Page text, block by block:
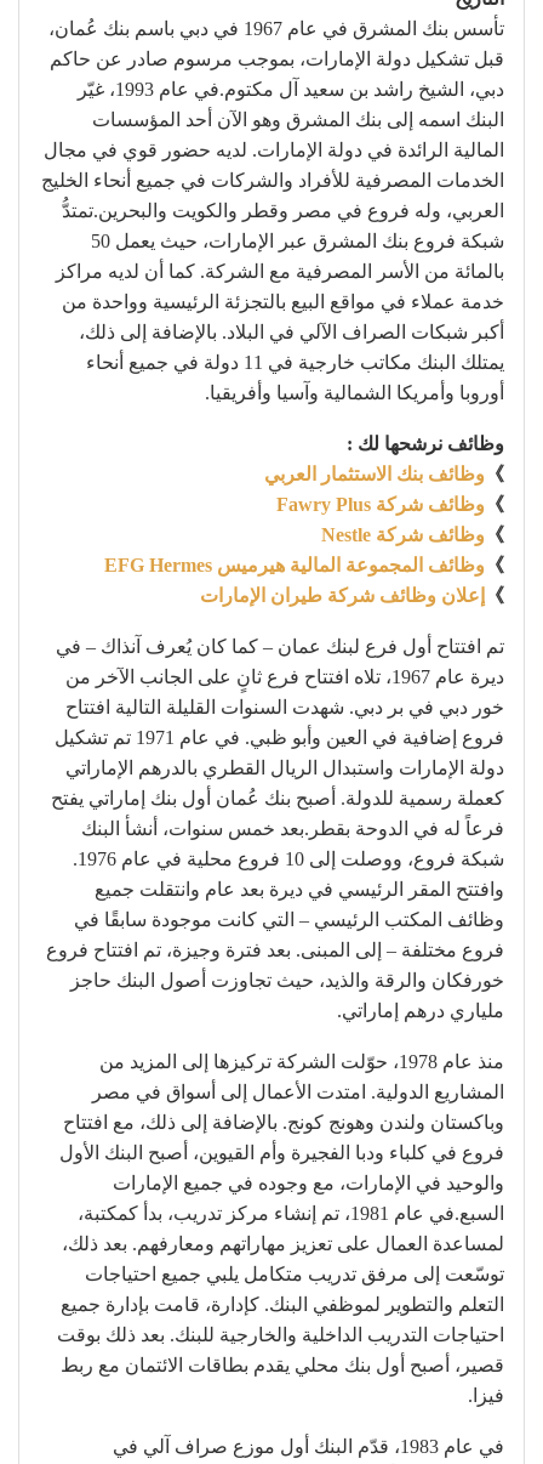
تأسس بنك المشرق في عام 1967 في دبي باسم بنك عُمان،
قبل تشكيل دولة الإمارات، بموجب مرسوم صادر عن حاكم
دبي، الشيخ راشد بن سعيد آل مكتوم.في عام 1993، غيّر
البنك اسمه إلى بنك المشرق وهو الآن أحد المؤسسات
المالية الرائدة في دولة الإمارات. لديه حضور قوي في مجال
الخدمات المصرفية للأفراد والشركات في جميع أنحاء الخليج
العربي، وله فروع في مصر وقطر والكويت والبحرين.تمتدُّ
شبكة فروع بنك المشرق عبر الإمارات، حيث يعمل 50
بالمائة من الأسر المصرفية مع الشركة. كما أن لديه مراكز
خدمة عملاء في مواقع البيع بالتجزئة الرئيسية وواحدة من
أكبر شبكات الصراف الآلي في البلاد. بالإضافة إلى ذلك،
يمتلك البنك مكاتب خارجية في 11 دولة في جميع أنحاء
أوروبا وأمريكا الشمالية وآسيا وأفريقيا.
وظائف نرشحها لك :
》 وظائف بنك الاستثمار العربي
》 وظائف شركة Fawry Plus
》 وظائف شركة Nestle
》 وظائف المجموعة المالية هيرميس EFG Hermes
》
إعلان وظائف شركة طيران الإمارات
تم افتتاح أول فرع لبنك عمان – كما كان يُعرف آنذاك – في
ديرة عام 1967، تلاه افتتاح فرع ثانٍ على الجانب الآخر من
خور دبي في بر دبي. شهدت السنوات القليلة التالية افتتاح
فروع إضافية في العين وأبو ظبي. في عام 1971 تم تشكيل
دولة الإمارات واستبدال الريال القطري بالدرهم الإماراتي
كعملة رسمية للدولة. أصبح بنك عُمان أول بنك إماراتي يفتح
فرعاً له في الدوحة بقطر.بعد خمس سنوات، أنشأ البنك
شبكة فروع، ووصلت إلى 10 فروع محلية في عام 1976.
وافتتح المقر الرئيسي في ديرة بعد عام وانتقلت جميع
وظائف المكتب الرئيسي – التي كانت موجودة سابقًا في
فروع مختلفة – إلى المبنى. بعد فترة وجيزة، تم افتتاح فروع
خورفكان والرقة والذيد، حيث تجاوزت أصول البنك حاجز
ملياري درهم إماراتي.
منذ عام 1978، حوّلت الشركة تركيزها إلى المزيد من
المشاريع الدولية. امتدت الأعمال إلى أسواق في مصر
وباكستان ولندن وهونج كونج. بالإضافة إلى ذلك، مع افتتاح
فروع في كلباء ودبا الفجيرة وأم القيوين، أصبح البنك الأول
والوحيد في الإمارات، مع وجوده في جميع الإمارات
السبع.في عام 1981، تم إنشاء مركز تدريب، بدأ كمكتبة،
لمساعدة العمال على تعزيز مهاراتهم ومعارفهم. بعد ذلك،
توسّعت إلى مرفق تدريب متكامل يلبي جميع احتياجات
التعلم والتطوير لموظفي البنك. كإدارة، قامت بإدارة جميع
احتياجات التدريب الداخلية والخارجية للبنك. بعد ذلك بوقت
قصير، أصبح أول بنك محلي يقدم بطاقات الائتمان مع ربط
فيزا.
في عام 1983، قدّم البنك أول موزع صراف آلي في